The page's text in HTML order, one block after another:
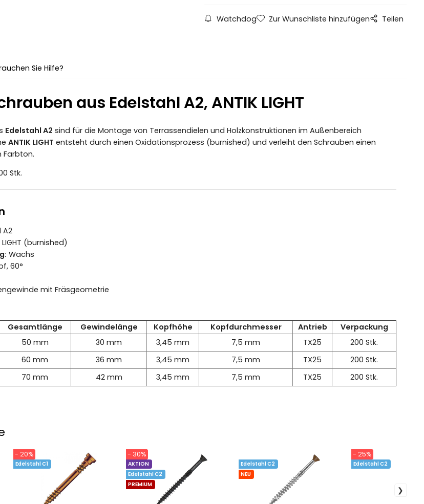
Watchdog Zur Wunschliste hinzufügen Teilen
Sie Hilfe?
aus Edelstahl A2, ANTIK LIGHT
Edelstahl A2 sind für die Montage von Terrassendielen und Holzkonstruktionen im Außenbereich
ANTIK LIGHT entsteht durch einen Oxidationsprozess (burnished) und verleiht den Schrauben einen
Stk.
A2
LIGHT (burnished)
Wachs
60°
mit Fräsgeometrie
Gesamtlänge Gewindelänge Kopfhöhe Kopfdurchmesser Antrieb
Verpackung
50 mm 30 mm 3,45 mm 7,5 mm TX25
200 Stk.
60 mm 36 mm 3,45 mm 7,5 mm TX25
200 Stk.
70 mm 42 mm 3,45 mm 7,5 mm TX25 200 Stk.
Edelstahl C1
- 20%
AKTION
Edelstahl C2
PREMIUM
- 30%
Edelstahl C2
NEU
Edelstahl C2
- 25%